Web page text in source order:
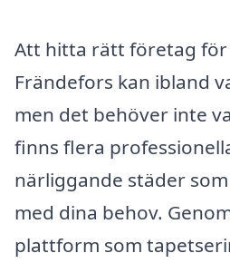
Att hitta rätt företag
Frändefors kan ibland
men det behöver inte
finns flera
närliggande städer
med dina behov.
plattform som